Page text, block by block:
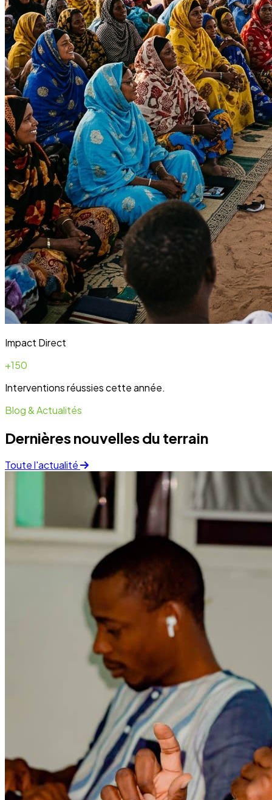
Impact Direct
+150
Interventions réussies cette année.
Blog & Actualités
Dernières nouvelles du terrain
Toute l'actualité
Forum portant sur les modalités et
opportunités de financement à destination
des OSC et OCB
Lire l'article